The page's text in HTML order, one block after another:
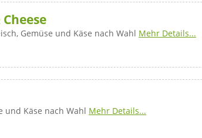
Gemüse und Käse nach Wahl Mehr Details...
und Käse nach Wahl Mehr Details...